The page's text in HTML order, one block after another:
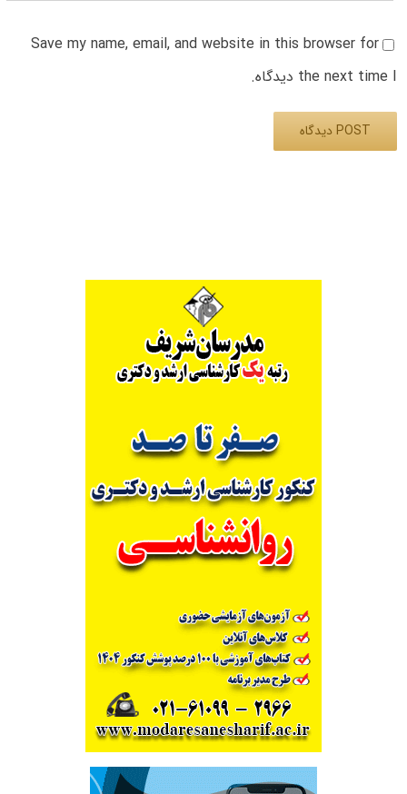
Save my name, email, and website in this browser for
the next time I دیدگاه.